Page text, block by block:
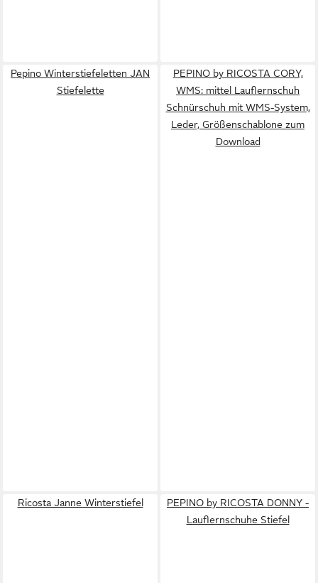
Pepino Winterstiefeletten JAN
Stiefelette
PEPINO by RICOSTA CORY,
WMS: mittel Lauflernschuh
Schnürschuh mit WMS-System,
Leder, Größenschablone zum
Download
Ricosta Janne Winterstiefel
PEPINO by RICOSTA DONNY -
Lauflernschuhe Stiefel